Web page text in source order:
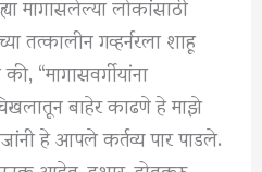
तत्कालीन गव्हर्नरला शाहू
“मागासवर्गीयांना
बाहेर काढणे हे माझे
हे आपले कर्तव्य पार पाडले.